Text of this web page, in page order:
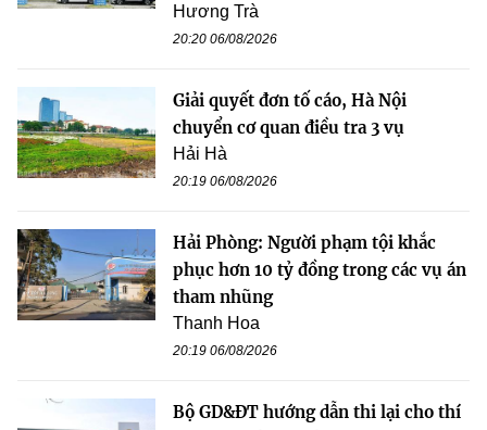
Hương Trà
20:20 06/08/2026
Giải quyết đơn tố cáo, Hà Nội
chuyển cơ quan điều tra 3 vụ
Hải Hà
20:19 06/08/2026
Hải Phòng: Người phạm tội khắc
phục hơn 10 tỷ đồng trong các vụ án
tham nhũng
Thanh Hoa
20:19 06/08/2026
Bộ GD&ĐT hướng dẫn thi lại cho thí